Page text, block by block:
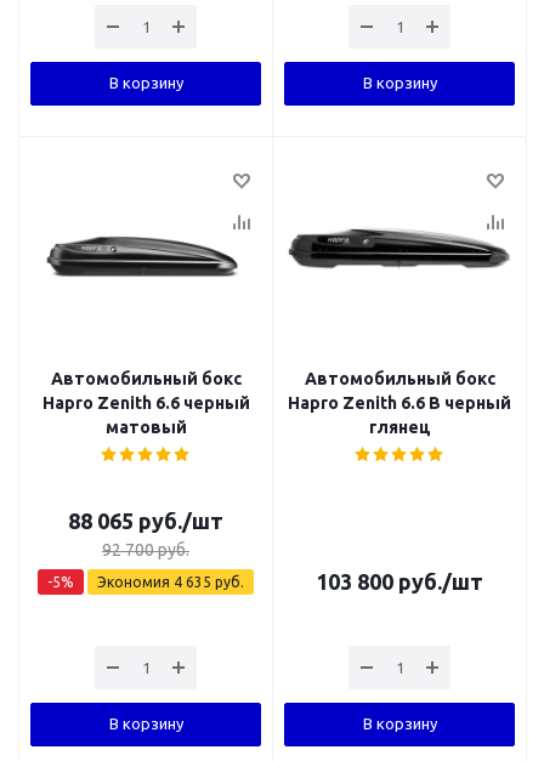
В корзину В корзину
Автомобильный бокс
Hapro Zenith 6.6 черный
матовый
88 065 руб./шт
92 700руб.
-5% Экономия 4 635 руб.
В корзину
Автомобильный бокс
Hapro Zenith 6.6 B черный
глянец
103 800 руб./шт
В корзину